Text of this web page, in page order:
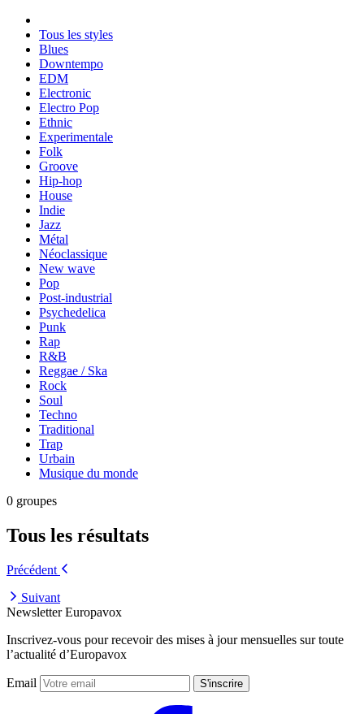
Tous les styles
Blues
Downtempo
EDM
Electronic
Electro Pop
Ethnic
Experimentale
Folk
Groove
Hip-hop
House
Indie
Jazz
Métal
Néoclassique
New wave
Pop
Post-industrial
Psychedelica
Punk
Rap
R&B
Reggae / Ska
Rock
Soul
Techno
Traditional
Trap
Urbain
Musique du monde
0 groupes
Tous les résultats
Précédent
Suivant
Newsletter Europavox
Inscrivez-vous pour recevoir des mises à jour mensuelles sur toute
l’actualité d’Europavox
Email S'inscrire